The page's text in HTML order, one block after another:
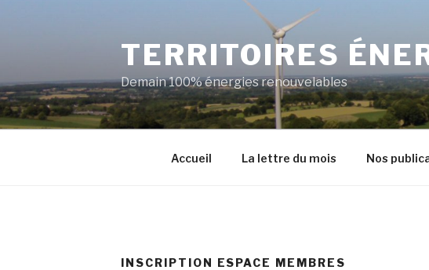
TERRITOIRES
Demain 100% énergies renouvelables
Accueil La lettre du mois Nos
INSCRIPTION ESPACE MEMBRES